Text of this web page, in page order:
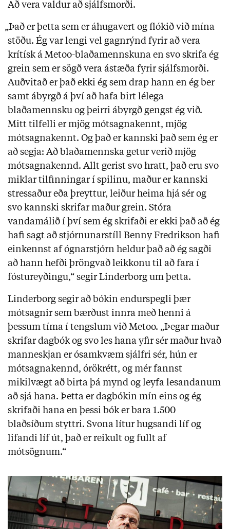
Að vera valdur að sjálfsmorði.
„Það er þetta sem er áhugavert og flókið við mína
stöðu. Ég var lengi vel gagnrýnd fyrir að vera
krítísk á Metoo-blaðamennskuna en svo skrifa ég
grein sem er sögð vera ástæða fyrir sjálfsmorði.
Auðvitað er það ekki ég sem drap hann en ég ber
samt ábyrgð á því að hafa birt lélega
blaðamennsku og þeirri ábyrgð gengst ég við.
Mitt tilfelli er mjög mótsagnakennt, mjög
mótsagnakennt. Og það er kannski það sem ég er
að segja: Að blaðamennska getur verið mjög
mótsagnakennd. Allt gerist svo hratt, það eru svo
miklar tilfinningar í spilinu, maður er kannski
stressaður eða þreyttur, leiður heima hjá sér og
svo kannski skrifar maður grein. Stóra
vandamálið í því sem ég skrifaði er ekki það að ég
hafi sagt að stjórnunarstíll Benny Fredrikson hafi
einkennst af ógnarstjórn heldur það að ég sagði
að hann hefði þröngvað leikkonu til að fara í
fóstureyðingu,“ segir Linderborg um þetta.
Linderborg segir að bókin endurspegli þær
mótsagnir sem bærðust innra með henni á
þessum tíma í tengslum við Metoo. „Þegar maður
skrifar dagbók og svo les hana yfir sér maður hvað
manneskjan er ósamkvæm sjálfri sér, hún er
mótsagnakennd, órökrétt, og mér fannst
mikilvægt að birta þá mynd og leyfa lesandanum
að sjá hana. Þetta er dagbókin mín eins og ég
skrifaði hana en þessi bók er bara 1.500
blaðsíðum styttri. Svona lítur hugsandi líf og
lifandi líf út, það er reikult og fullt af
mótsögnum.“